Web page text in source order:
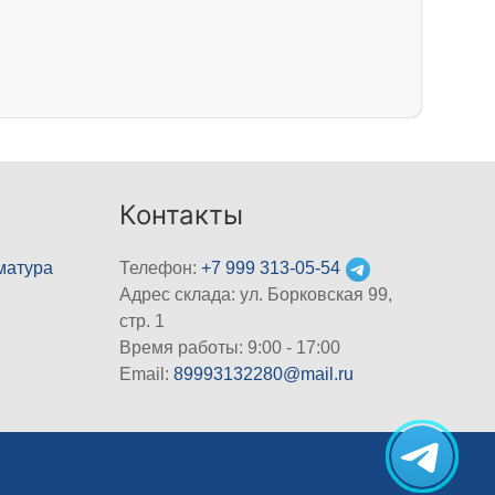
Контакты
Телефон:+7 999 313-05-54
Адрес склада: ул. Борковская 99,
стр. 1
Время работы: 9:00 - 17:00
Email:89993132280@mail.ru